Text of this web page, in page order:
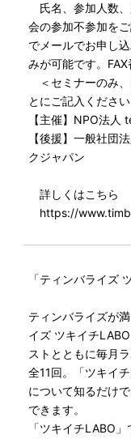
氏名、参加人数
会の参加不参加を
でメールでお申し
みが可能です。
＜セミナーのみ
とにご記入ください
【主催】NPO法人
【後援】一般社団
クジャパン
詳しくはこちら
https://
「ティンバライズ
ティンバライズが
イズ ツキイチ
ストとともに毎月
全11回。「ツキイ
について知るだけ
できます。
「ツキイチLABO